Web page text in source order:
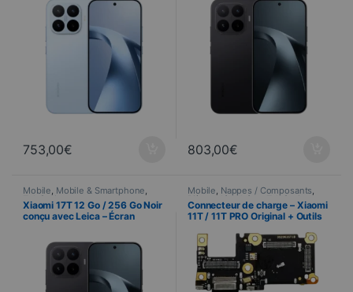
753,00€ 803,00€
Mobile, Mobile & Smartphone,
Telefonia
Xiaomi 17T 12 Go / 256 Go Noir
conçu avec Leica – Écran
Mobile, Nappes / Composants,
Pièces détachées , Telefonia
Connecteur de charge – Xiaomi
11T / 11T PRO Original + Outils